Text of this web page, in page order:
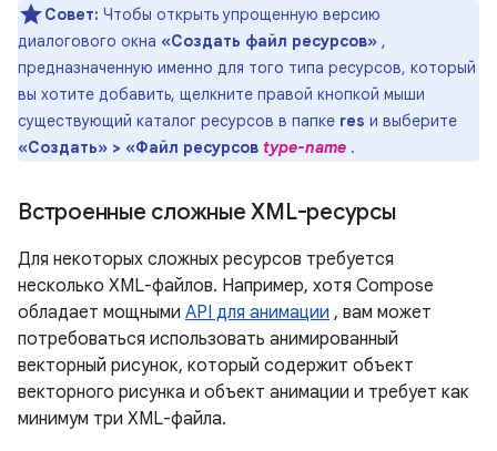
Совет: Чтобы открыть упрощенную версию
диалогового окна «Создать файл ресурсов» ,
предназначенную именно для того типа ресурсов, который
вы хотите добавить, щелкните правой кнопкой мыши
существующий каталог ресурсов в папке res и выберите
«Создать» > «Файл ресурсов type-name .
Встроенные сложные XML-ресурсы
Для некоторых сложных ресурсов требуется
несколько XML-файлов. Например, хотя Compose
обладает мощными API для анимации , вам может
потребоваться использовать анимированный
векторный рисунок, который содержит объект
векторного рисунка и объект анимации и требует как
минимум три XML-файла.